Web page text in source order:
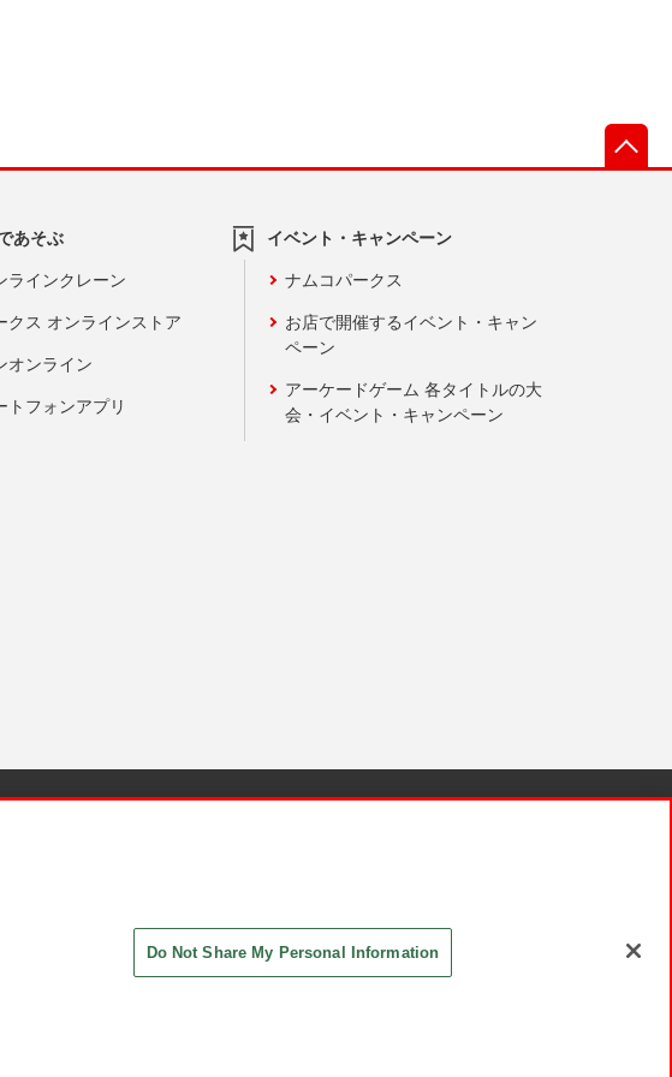
あそぶ
ラインクレーン
クス オンラインストア
オンライン
トフォンアプリ
イベント・キャンペーン
ナムコパークス
お店で開催するイベント・キャン
ペーン
アーケードゲーム 各タイトルの大
会・イベント・キャンペーン
Do Not Share My Personal Information